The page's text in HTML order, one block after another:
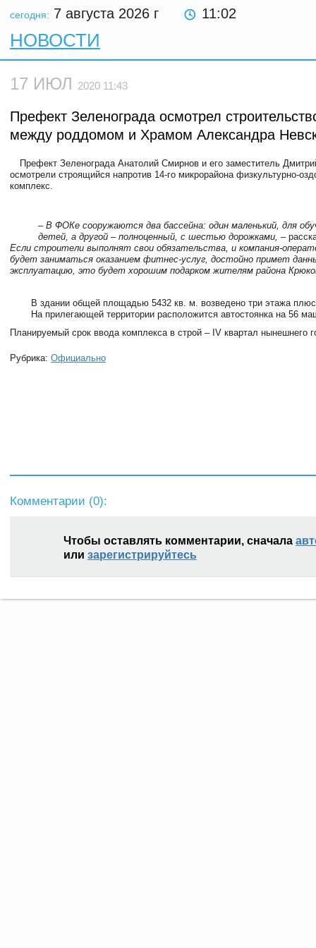
сегодня: 7 августа 2026 г 11:02
НОВОСТИ
17 ИЮЛ 2020 11:43
Префект Зеленограда осмотрел
между роддомом и Храмом Александра
Префект Зеленограда Анатолий Смирнов и его заместитель
осмотрели строящийся напротив 14-го микрорайона физкультурно-
комплекс.
– В ФОКе сооружаются два бассейна: один маленький, для
детей, а другой – полноценный, с шестью дорожками, –
Если строители выполнят свои обязательства, и компания-
будет заниматься оказанием фитнес-услуг, достойно примет
эксплуатацию, это будет хорошим подарком жителям района
В здании общей площадью 5432 кв. м. возведено три этажа
На прилегающей территории расположится автостоянка на 56
Планируемый срок ввода комплекса в строй – IV квартал нынешнего
Рубрика: Официально
Комментарии (0):
Чтобы оставлять комментарии, сначала
или зарегистрируйтесь